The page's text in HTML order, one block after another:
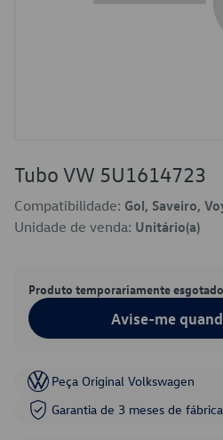
Tubo VW 5U1614723
Compatibilidade: Gol, Saveiro,
Unidade de venda: Unitário(a)
Produto temporariamente
Avise-me
Peça Original Volkswagen
Garantia de 3 meses de fábrica